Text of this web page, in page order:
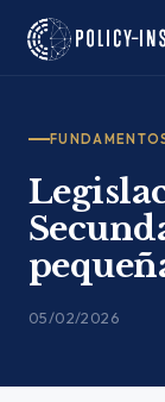
05/02/2026